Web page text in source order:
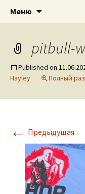
DOGNIK
American
BULLS Europe.
puppies for
Меню
pitbull-
Published on
Hayley
Полный
← Предыдущая